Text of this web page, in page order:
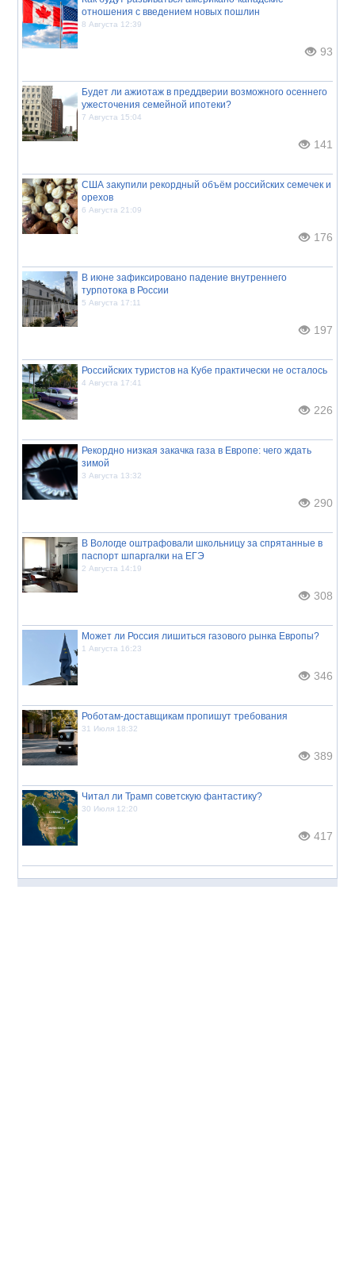
отношения с введением новых пошлин
8 Августа 12:39
93
Будет ли ажиотаж в преддверии возможного осеннего
ужесточения семейной ипотеки?
7 Августа 15:04
141
США закупили рекордный объём российских семечек и
орехов
6 Августа 21:09
176
В июне зафиксировано падение внутреннего
турпотока в России
5 Августа 17:11
197
Российских туристов на Кубе практически не осталось
4 Августа 17:41
226
Рекордно низкая закачка газа в Европе: чего ждать
зимой
3 Августа 13:32
290
В Вологде оштрафовали школьницу за спрятанные в
паспорт шпаргалки на ЕГЭ
2 Августа 14:19
308
Может ли Россия лишиться газового рынка Европы?
1 Августа 16:23
346
Роботам-доставщикам пропишут требования
31 Июля 18:32
389
Читал ли Трамп советскую фантастику?
30 Июля 12:20
417